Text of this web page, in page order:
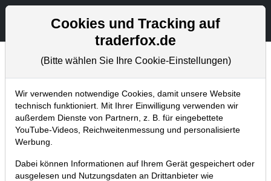
Aktien- und Artikelsuche
Aktuelles
Home Blog Aktuelles
Beeindruckende Gewinnserie in
den Live-Trading-Sektionen!
21.10.2021 um 17:28 Uhr | TraderFox GmbH
Cookies und Tracking auf
traderfox.de
(Bitte wählen Sie Ihre Cookie-Einstellungen)
Wir verwenden notwendige Cookies, damit unsere Website
technisch funktioniert. Mit Ihrer Einwilligung verwenden wir
außerdem Dienste von Partnern, z. B. für eingebettete
YouTube-Videos, Reichweitenmessung und personalisierte
Werbung.
Dabei können Informationen auf Ihrem Gerät gespeichert oder
ausgelesen und Nutzungsdaten an Drittanbieter wie